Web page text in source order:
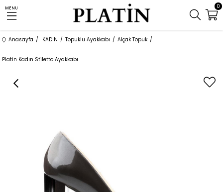
MENU 0
Anasayfa KADIN Topuklu Ayakkabı Alçak Topuk
Platin Kadın Stiletto Ayakkabı